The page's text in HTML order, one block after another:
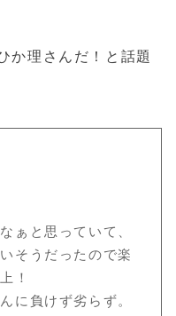
か理さんだ！と話題
ぁと思っていて、
そうだったので楽
！
に負けず劣らず。